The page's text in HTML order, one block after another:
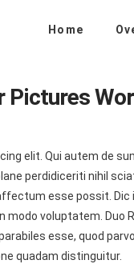
Home
Pictures
elit. Qui autem de
perdidiceriti nihil
esse possit. Dic
voluptatem. Duo
esse, quod
quadam distinguitur.